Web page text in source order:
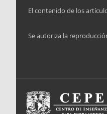
El contenido de los
Se autoriza la